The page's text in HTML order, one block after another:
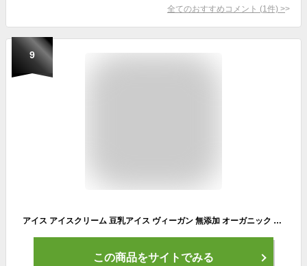
全てのおすすめコメント (1 件) >
9
アイス アイスクリーム 豆乳アイス ヴィーガン 無添加 オーガニック ハロウィン プレゼント ギフト お取り寄せスイーツ 食べ物 のし 対応 お誕生日 内祝 出産祝い お返し 低カロリー お菓子 ジェラート9個 100ml 秋味 安納芋 甘栗 くりりんかぼちゃ
この商品をサイトでみる